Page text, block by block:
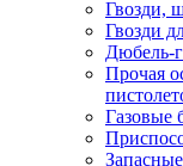
Гвозди,
Гвозди
Дюбель-
Прочая
Газовые